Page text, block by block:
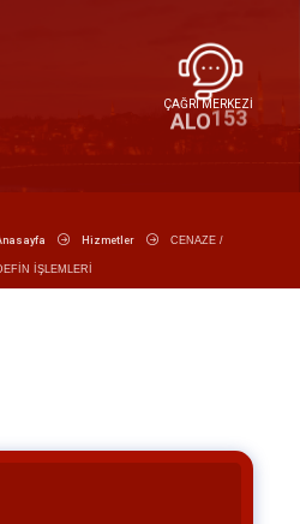
ÇAĞRI MERKEZİ
ALO153
Hizmetler CENAZE /
İŞLEMLERİ